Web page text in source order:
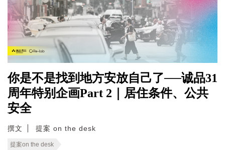
你是不是找到地方安放自己了──诚品31
周年特别企画Part 2｜居住条件、公共
安全
撰文 提案 on the desk
提案on the desk